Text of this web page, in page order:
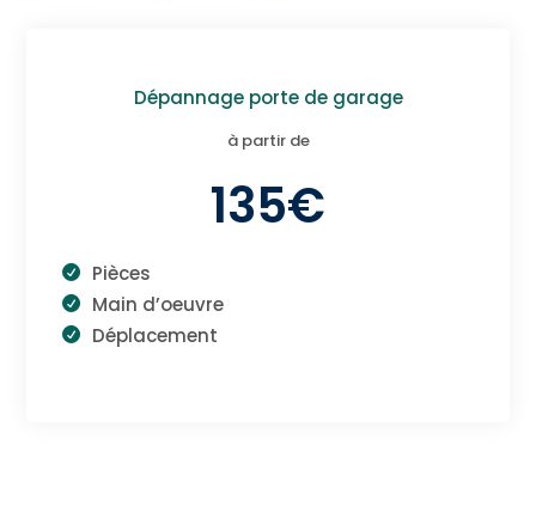
Dépannage porte de garage
à partir de
135€
Pièces
Main d’oeuvre
Déplacement